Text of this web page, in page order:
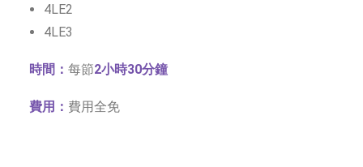
4LE2
4LE3
時間： 每節2小時30分鐘
費用： 費用全免